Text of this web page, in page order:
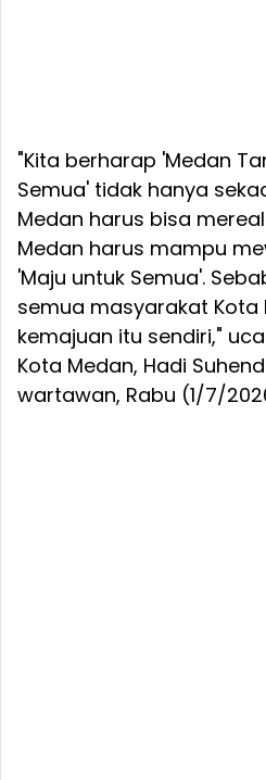
"Kita berharap 'Medan
Semua' tidak hanya
Medan harus bisa
Medan harus mampu
'Maju untuk Semua'.
semua masyarakat Kota
kemajuan itu sendiri,"
Kota Medan, Hadi
wartawan, Rabu (1/7/